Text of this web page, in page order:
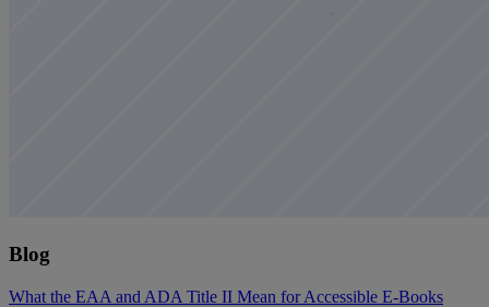
Blog
What the EAA and ADA Title II Mean for Accessible E-Books